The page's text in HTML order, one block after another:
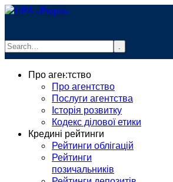
.
info@rurik.com.ua
Про агентство
Про агентство
Послуги агентства
Історія розвитку
Кодекс ділової етики
Кредині рейтинги
Рейтинги облігацій
Рейтинги
позичальників